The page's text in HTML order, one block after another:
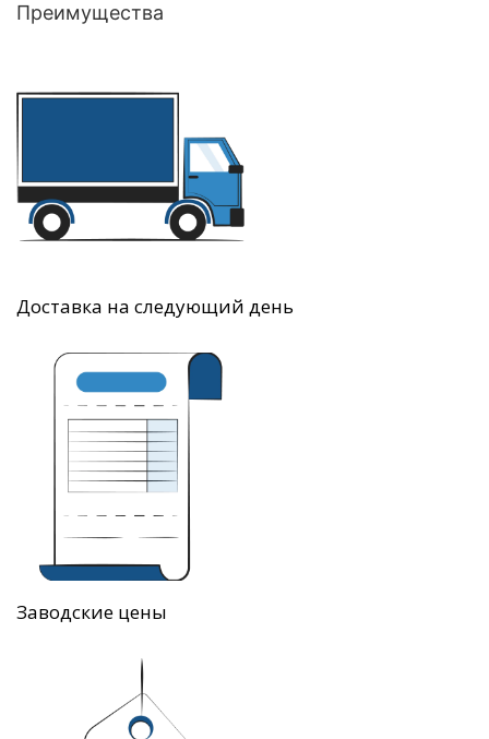
Преимущества
Доставка на следующий день
Заводские цены